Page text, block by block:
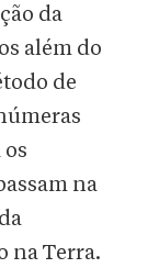
da
além do
de
na
na Terra.